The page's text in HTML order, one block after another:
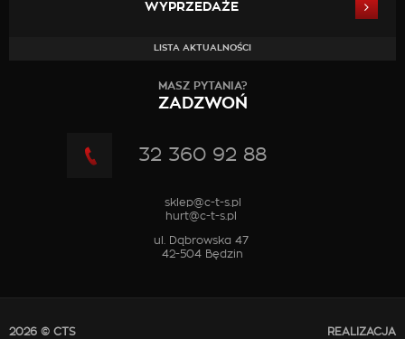
WYPRZEDAŻE
LISTA AKTUALNOŚCI
MASZ PYTANIA?
ZADZWOŃ
32 360 92 88
sklep@c-t-s.pl
hurt@c-t-s.pl
ul. Dąbrowska 47
42-504 Będzin
REALIZACJA
2026 © CTS